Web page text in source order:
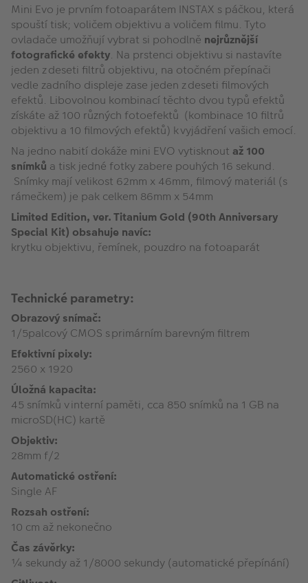
Mini Evo je prvním fotoaparátem INSTAX s páčkou, která
spouští tisk; voličem objektivu a voličem filmu. Tyto
ovladače umožňují vybrat si pohodlně nejrůznější
fotografické efekty. Na prstenci objektivu si nastavíte
jeden z deseti filtrů objektivu, na otočném přepínači
vedle zadního displeje zase jeden z deseti filmových
efektů. Libovolnou kombinací těchto dvou typů efektů
získáte až 100 různých fotoefektů (kombinace 10 filtrů
objektivu a 10 filmových efektů) k vyjádření vašich emocí.
Na jedno nabití dokáže mini EVO vytisknout až 100
snímků a tisk jedné fotky zabere pouhých 16 sekund.
Snímky mají velikost 62mm x 46mm, filmový materiál (s
rámečkem) je pak celkem 86mm x 54mm
Limited Edition, ver. Titanium Gold (90th Anniversary
Special Kit) obsahuje navíc:
krytku objektivu, řemínek, pouzdro na fotoaparát
Technické parametry:
Obrazový snímač:
1/5palcový CMOS s primárním barevným filtrem
Efektivní pixely:
2560 x 1920
Úložná kapacita:
45 snímků v interní paměti, cca 850 snímků na 1 GB na
microSD(HC) kartě
Objektiv:
28mm f/2
Automatické ostření:
Single AF
Rozsah ostření:
10 cm až nekonečno
Čas závěrky:
¼ sekundy až 1/8000 sekundy (automatické přepínání)